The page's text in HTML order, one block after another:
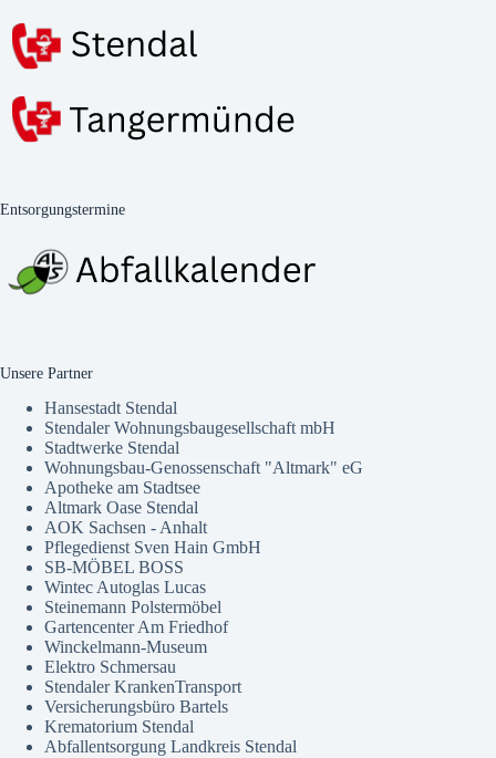
Entsorgungstermine
Unsere Partner
Hansestadt Stendal
Stendaler Wohnungsbaugesellschaft mbH
Stadtwerke Stendal
Wohnungsbau-Genossenschaft "Altmark" eG
Apotheke am Stadtsee
Altmark Oase Stendal
AOK Sachsen - Anhalt
Pflegedienst Sven Hain GmbH
SB-MÖBEL BOSS
Wintec Autoglas Lucas
Steinemann Polstermöbel
Gartencenter Am Friedhof
Winckelmann-Museum
Elektro Schmersau
Stendaler KrankenTransport
Versicherungsbüro Bartels
Krematorium Stendal
Abfallentsorgung Landkreis Stendal